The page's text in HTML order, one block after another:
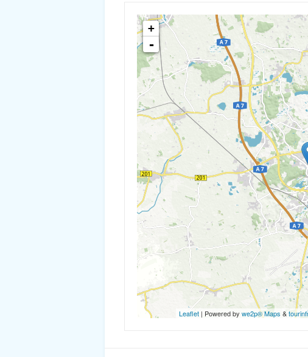
+
-
Leaflet | Powered by we2p® Maps &